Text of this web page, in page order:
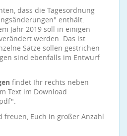
dass die Tagesordnung
enthält.
Jahr 2019 soll in einigen
werden. Das ist
Sätze sollen gestrichen
sind ebenfalls im Entwurf
findet Ihr rechts neben
Text im Download
freuen, Euch in großer Anzahl